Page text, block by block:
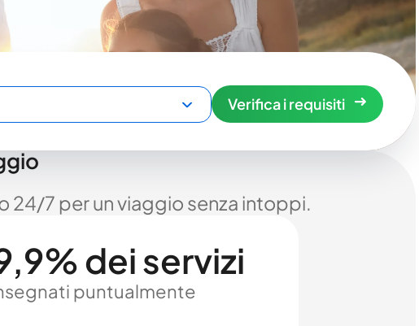
Verifica i requisiti
24/7 per un viaggio senza intoppi.
dei servizi
puntualmente